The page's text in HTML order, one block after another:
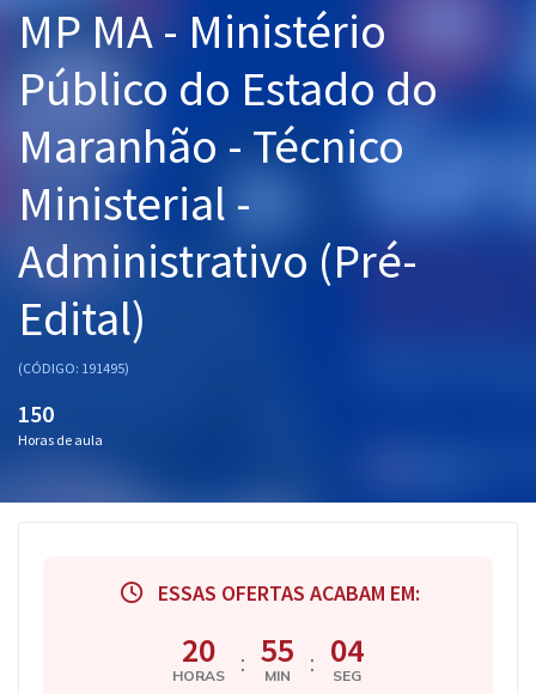
Cursos 20% OFF
Pós
Graduação
OAB
Mentorias
Questões grátis
Aprovados
MP MA - Ministério
Público do Estado do
Maranhão - Técnico
Ministerial -
Administrativo (Pré-
Edital)
(CÓDIGO: 191495)
150
Horas de aula
ESSAS OFERTAS ACABAM EM:
20
HORAS : 55
MIN : 03
SEG